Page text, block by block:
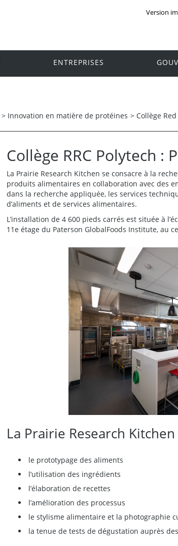
Version
ENTREPRISES
> Innovation en matière de protéines > Collège
Collège RRC Polytech :
La Prairie Research Kitchen se consacre à la
produits alimentaires en collaboration avec des
dans la recherche appliquée, les services
d’aliments et de services alimentaires.
L’installation de 4 600 pieds carrés est située à
11e étage du Paterson GlobalFoods Institute, au
La Prairie Research
le prototypage des aliments
l’utilisation des ingrédients
l’élaboration de recettes
l’amélioration des processus
le stylisme alimentaire et la photographie
la tenue de tests de dégustation auprès